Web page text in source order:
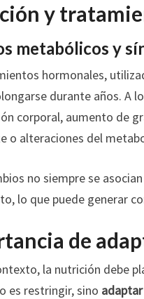
y
metabólicos y
hormonales,
durante años. A
corporal, aumento de
o alteraciones del
no siempre se
lo que puede generar
de
la nutrición debe
es restringir, sino